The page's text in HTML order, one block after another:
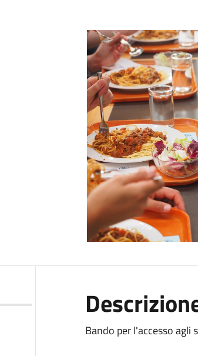
Bando per l'accesso agli